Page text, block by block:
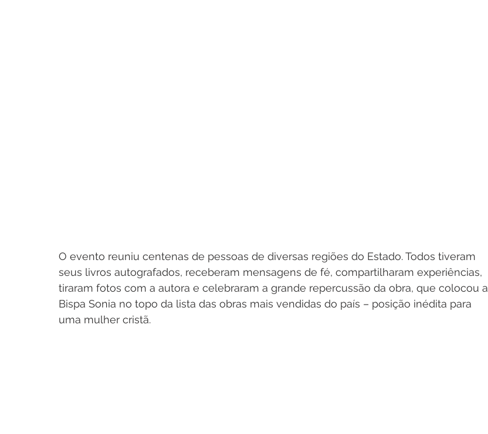
O evento reuniu centenas de pessoas de diversas regiões do Estado. Todos tiveram
seus livros autografados, receberam mensagens de fé, compartilharam experiências,
tiraram fotos com a autora e celebraram a grande repercussão da obra, que colocou a
Bispa Sonia no topo da lista das obras mais vendidas do país – posição inédita para
uma mulher cristã.